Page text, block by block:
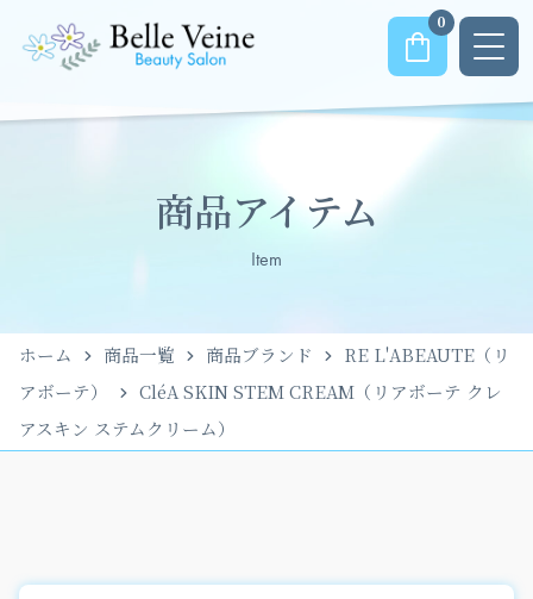
商品アイテム
Item
ホーム 商品一覧 商品ブランド
RE L'ABEAUTE（リ
アボーテ）
CléA SKIN STEM CREAM（リアボーテ クレ
アスキン ステムクリーム）
0